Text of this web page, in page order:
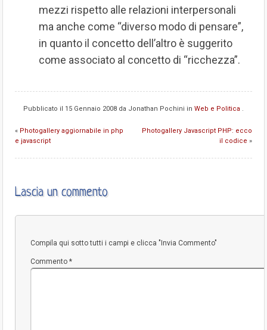
mezzi rispetto alle relazioni interpersonali
ma anche come “diverso modo di pensare”,
in quanto il concetto dell’altro è suggerito
come associato al concetto di “ricchezza”.
Pubblicato il 15 Gennaio 2008 da Jonathan Pochini in Web e Politica .
Photogallery Javascript PHP: ecco
il codice »
« Photogallery aggiornabile in php
e javascript
Lascia un commento
Compila qui sotto tutti i campi e clicca "Invia Commento"
Commento*